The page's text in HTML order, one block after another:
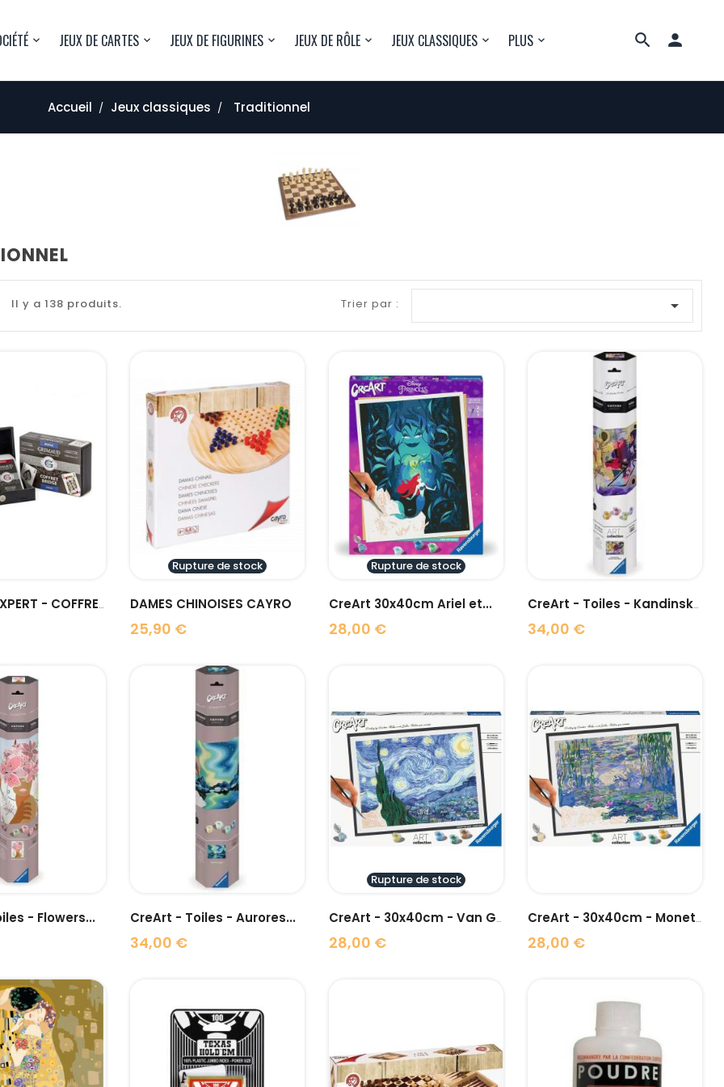

JEUX DE CARTES JEUX DE FIGURINES JEUX DE RÔLE JEUX CLASSIQUES PLUS
Accueil Jeux classiques Traditionnel
Il y a 138 produits. Trier par : 
visibility
GRIMAUD EXPERT - COFFRET 2...
visibility
Rupture de stock
DAMES CHINOISES CAYRO
25,90 €
Prix
visibility
Rupture de stock
CreArt 30x40cm Ariel et...
28,00 €
Prix
visibility
CreArt - Toiles - Kandinsky...
34,00 €
Prix
visibility
- Flowers...
visibility
CreArt - Toiles - Aurores...
34,00 €
Prix
visibility
Rupture de stock
CreArt - 30x40cm - Van Gogh...
28,00 €
Prix
visibility
CreArt - 30x40cm - Monet -...
28,00 €
Prix